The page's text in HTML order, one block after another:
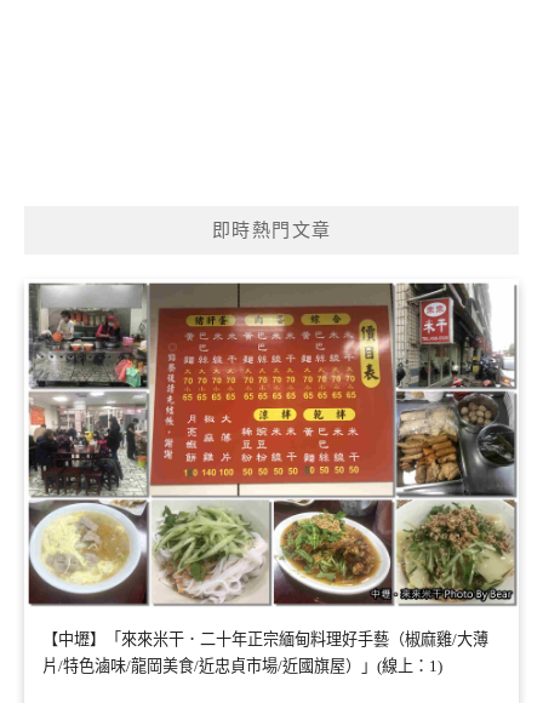
即時熱門文章
【中壢】「來來米干．二十年正宗緬甸料理好手藝（椒麻雞/大薄
片/特色滷味/龍岡美食/近忠貞市場/近國旗屋）」(線上：1)